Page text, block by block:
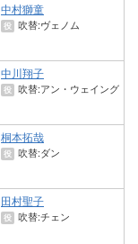
中村獅童
役 吹替:ヴェノム
中川翔子
役 吹替:アン・ウェイング
桐本拓哉
役 吹替:ダン
田村聖子
役 吹替:チェン